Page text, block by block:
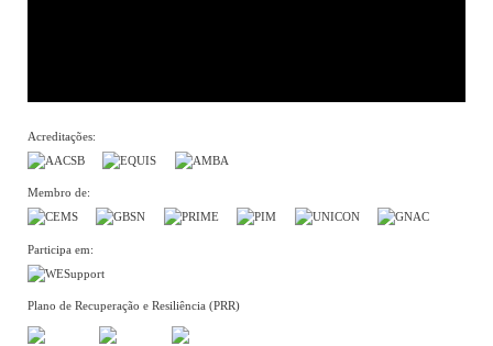
Acreditações:
Membro de:
Participa em:
Plano de Recuperação e Resiliência (PRR)